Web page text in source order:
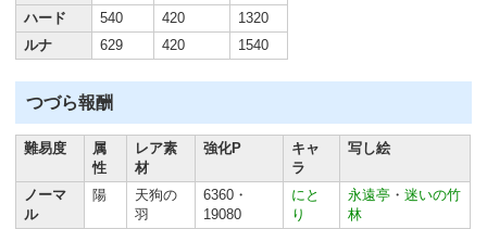
ハード
540 420
1320
ルナ
629 420 1540
つづら報酬
難易度
属
性
レア素
材
強化P
キャ
ラ
写し絵
ノーマ
ル
陽
天狗の
羽
6360・
19080
にと
り
永遠亭・ 迷いの竹
林